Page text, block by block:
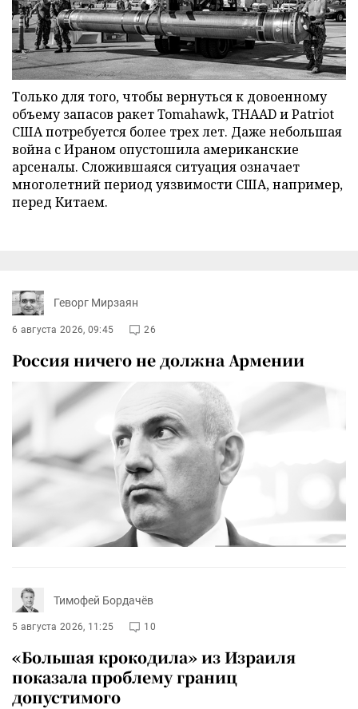
Только для того, чтобы вернуться к довоенному
объему запасов ракет Tomahawk, THAAD и Patriot
США потребуется более трех лет. Даже небольшая
война с Ираном опустошила американские
арсеналы. Сложившаяся ситуация означает
многолетний период уязвимости США, например,
перед Китаем.
Геворг Мирзаян
6 августа 2026, 09:45 26
Россия ничего не должна Армении
Тимофей Бордачёв
5 августа 2026, 11:25 10
«Большая крокодила» из Израиля
показала проблему границ
допустимого